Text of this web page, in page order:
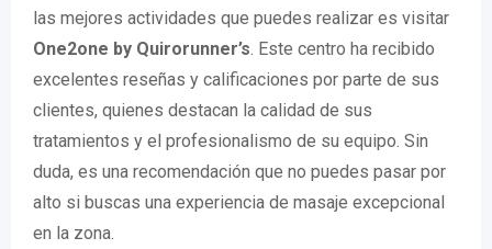
las mejores actividades que puedes realizar es visitar
One2one by Quirorunner’s. Este centro ha recibido
excelentes reseñas y calificaciones por parte de sus
clientes, quienes destacan la calidad de sus
tratamientos y el profesionalismo de su equipo. Sin
duda, es una recomendación que no puedes pasar por
alto si buscas una experiencia de masaje excepcional
en la zona.